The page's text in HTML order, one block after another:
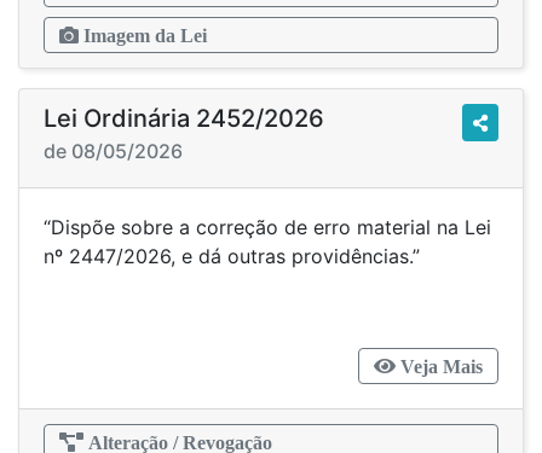
Imagem da Lei
Lei Ordinária 2452/2026
de 08/05/2026
“Dispõe sobre a correção de erro material na Lei
nº 2447/2026, e dá outras providências.”
Veja Mais
Alteração / Revogação